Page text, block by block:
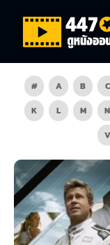
# A B C
K
L M N
V